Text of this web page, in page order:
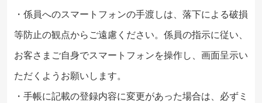
・係員へのスマートフォンの手渡しは、落下による破損
等防止の観点からご遠慮ください。係員の指示に従い、
お客さまご自身でスマートフォンを操作し、画面呈示い
ただくようお願いします。
・手帳に記載の登録内容に変更があった場合は、必ずミ